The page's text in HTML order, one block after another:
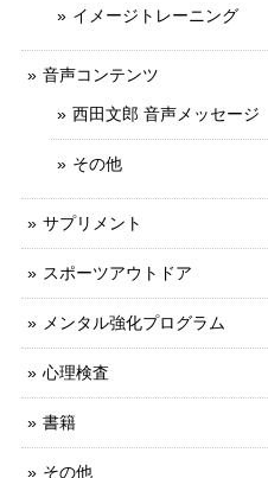
イメージトレーニング
音声コンテンツ
西田文郎 音声メッセージ
その他
サプリメント
スポーツアウトドア
メンタル強化プログラム
心理検査
書籍
その他